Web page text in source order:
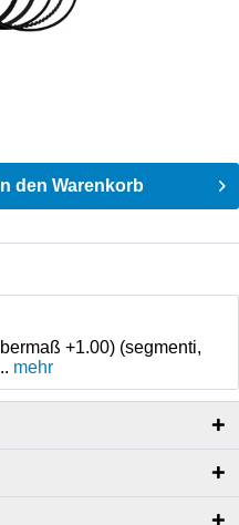
In den Warenkorb
+1.00) (segmenti,
mehr